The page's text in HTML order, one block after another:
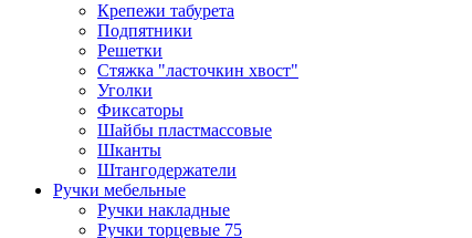
Крепежи табурета
Подпятники
Решетки
Стяжка "ласточкин хвост"
Уголки
Фиксаторы
Шайбы пластмассовые
Шканты
Штангодержатели
Ручки мебельные
Ручки накладные
Ручки торцевые 75